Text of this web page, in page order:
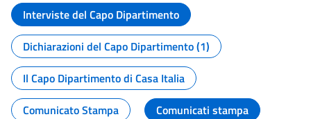
Interviste del Capo Dipartimento
Dichiarazioni del Capo Dipartimento (1)
Il Capo Dipartimento di Casa Italia
Comunicato Stampa
Comunicati stampa